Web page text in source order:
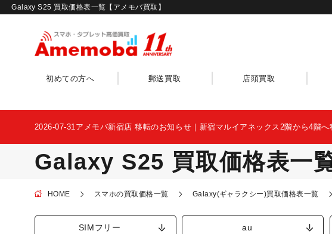
Galaxy S25 買取価格表一覧【アメモバ買取】
初めての方へ 郵送買取 店頭買取
2026-07-31 アメモバ新宿店 移転のお知らせ｜新宿マルイアネックス2階から4階へ
Galaxy S25 買取価格表一
HOME スマホの買取価格一覧 Galaxy(ギャラクシー)買取価格表一覧
SIMフリー au